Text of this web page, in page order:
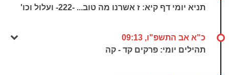
תניא יומי דף קיא: ז אשרנו מה טוב... -222- ועלול וכו'
כ"א אב התשפ"ו, 09:13
תהילים יומי: פרקים קד - קה